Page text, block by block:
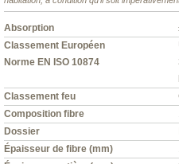
Absorption
Classement Européen
Norme EN ISO 10874
Classement feu
Composition fibre
Dossier
Épaisseur de fibre (mm)